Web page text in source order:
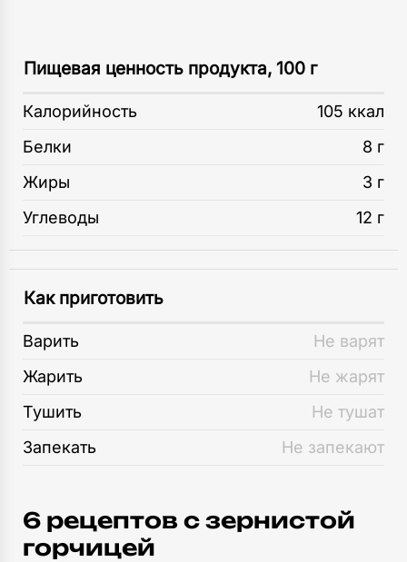
Пищевая ценность продукта, 100 г
Калорийность
105 ккал
Белки
8 г
Жиры
3 г
Углеводы
12 г
Как приготовить
Варить
Не варят
Жарить
Не жарят
Тушить
Не тушат
Запекать
Не запекают
6 рецептов c зернистой
горчицей